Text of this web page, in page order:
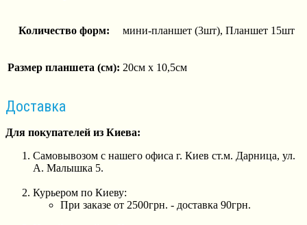
Количество форм: мини-планшет (3шт), Планшет 15шт
Размер планшета (см): 20см х 10,5см
Доставка
Для покупателей из Киева:
Самовывозом с нашего офиса г. Киев ст.м. Дарница, ул.
А. Малышка 5.
Курьером по Киеву:
При заказе от 2500грн. - доставка 90грн.